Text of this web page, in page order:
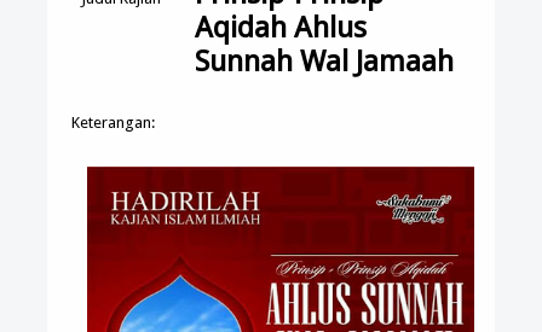
Aqidah Ahlus
Sunnah Wal Jamaah
Keterangan: